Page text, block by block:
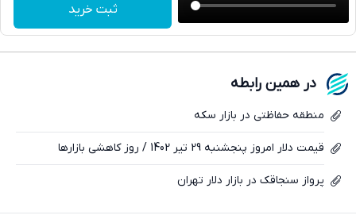
واتساپ
ثبت خرید
در همین رابطه
منطقه حفاظتی در بازار سکه
قیمت دلار امروز پنجشنبه 29 تیر 1402 / روز کاهشی بازارها
پرواز سنجاقک در بازار دلار تهران